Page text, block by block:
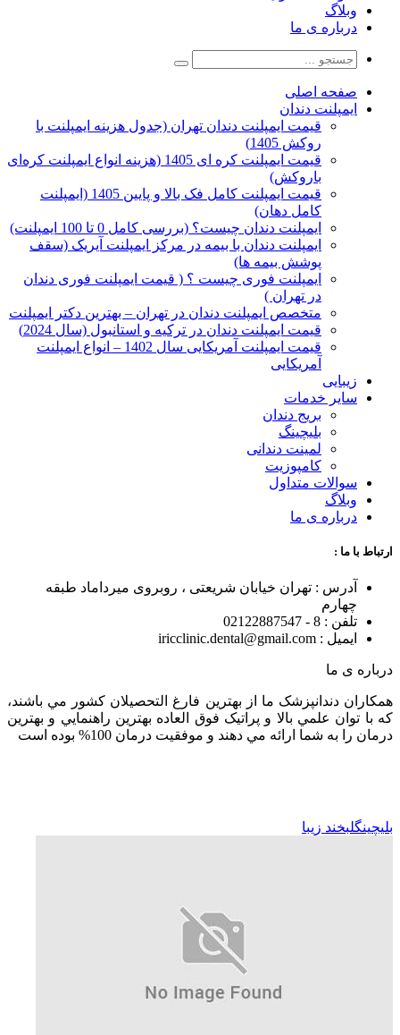
وبلاگ
درباره ی ما
صفحه اصلی
ایمپلنت دندان
قیمت ایمپلنت دندان تهران (جدول هزینه ایمپلنت با
روکش 1405)
قیمت ایمپلنت کره ای‌ 1405 (هزینه انواع ایمپلنت کره‌ای
با‌روکش)
قیمت ایمپلنت کامل فک بالا و پایین 1405 (ایمپلنت
کامل دهان)
ایمپلنت دندان چیست؟ (بررسی کامل 0 تا 100 ایمپلنت)
ایمپلنت دندان با بیمه در مرکز ایمپلنت آیریک (سقف
پوشش بیمه ها)
ایمپلنت فوری چیست ؟ ( قیمت ایمپلنت فوری دندان
در تهران )
متخصص ایمپلنت دندان در تهران – بهترین دکتر ایمپلنت
قیمت ایمپلنت دندان در ترکیه و استانبول (سال 2024)
قیمت ایمپلنت آمریکایی سال 1402 – انواع ایمپلنت
آمریکایی
زیبایی
سایر خدمات
بریج دندان
بلیچینگ
لمینت دندانی
کامپوزیت
سوالات متداول
وبلاگ
درباره ی ما
ارتباط با ما :
آدرس : تهران خیابان شریعتی ، روبروی میرداماد طبقه
چهارم
تلفن : 8 - 02122887547
ایمیل : iricclinic.dental@gmail.com
درباره ی ما
همکاران دندانپزشک ما از بهترين فارغ التحصيلان کشور مي باشند،
که با توان علمي بالا و پراتيک فوق العاده بهترين راهنمايي و بهترين
درمان را به شما ارائه مي دهند و موفقيت درمان 100% بوده است
بلیچینگلبخند زیبا